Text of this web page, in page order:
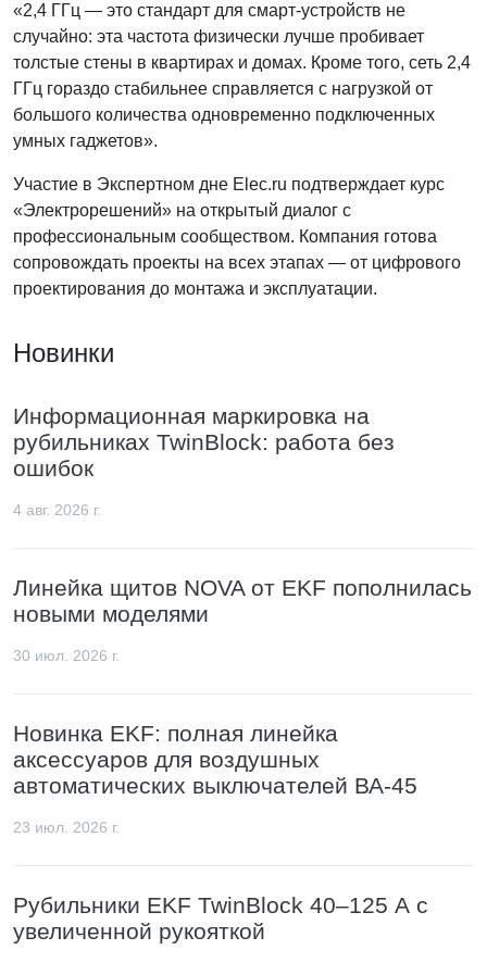
«2,4 ГГц — это стандарт для смарт-устройств не
случайно: эта частота физически лучше пробивает
толстые стены в квартирах и домах. Кроме того, сеть 2,4
ГГц гораздо стабильнее справляется с нагрузкой от
большого количества одновременно подключенных
умных гаджетов».
Участие в Экспертном дне Elec.ru подтверждает курс
«Электрорешений» на открытый диалог с
профессиональным сообществом. Компания готова
сопровождать проекты на всех этапах — от цифрового
проектирования до монтажа и эксплуатации.
Новинки
Информационная маркировка на
рубильниках TwinBlock: работа без
ошибок
4 авг. 2026 г.
Линейка щитов NOVA от EKF пополнилась
новыми моделями
30 июл. 2026 г.
Новинка EKF: полная линейка
аксессуаров для воздушных
автоматических выключателей ВА-45
23 июл. 2026 г.
Рубильники EKF TwinBlock 40–125 А с
увеличенной рукояткой